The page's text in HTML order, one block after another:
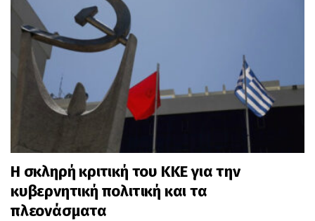
Η σκληρή κριτική του ΚΚΕ για την
κυβερνητική πολιτική και τα
πλεονάσματα